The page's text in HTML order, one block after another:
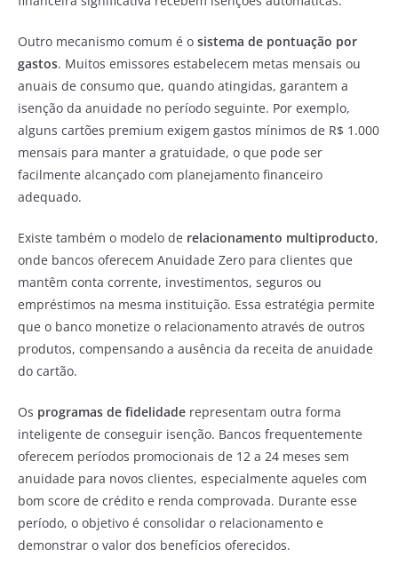
Outro mecanismo comum é o sistema de pontuação por
gastos. Muitos emissores estabelecem metas mensais ou
anuais de consumo que, quando atingidas, garantem a
isenção da anuidade no período seguinte. Por exemplo,
alguns cartões premium exigem gastos mínimos de R$ 1.000
mensais para manter a gratuidade, o que pode ser
facilmente alcançado com planejamento financeiro
adequado.
Existe também o modelo de relacionamento multiproducto,
onde bancos oferecem Anuidade Zero para clientes que
mantêm conta corrente, investimentos, seguros ou
empréstimos na mesma instituição. Essa estratégia permite
que o banco monetize o relacionamento através de outros
produtos, compensando a ausência da receita de anuidade
do cartão.
Os programas de fidelidade representam outra forma
inteligente de conseguir isenção. Bancos frequentemente
oferecem períodos promocionais de 12 a 24 meses sem
anuidade para novos clientes, especialmente aqueles com
bom score de crédito e renda comprovada. Durante esse
período, o objetivo é consolidar o relacionamento e
demonstrar o valor dos benefícios oferecidos.